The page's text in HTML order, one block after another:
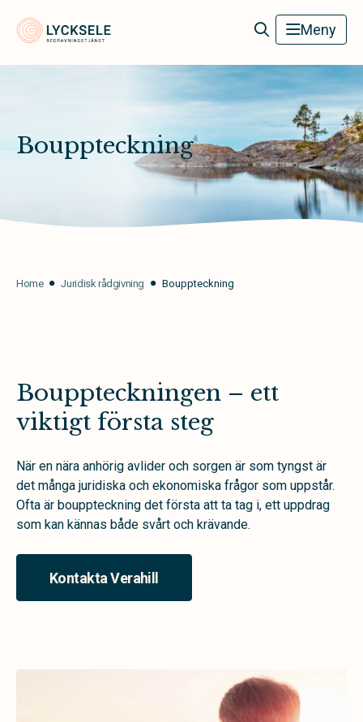
Meny
Bouppteckning
Home Juridisk rådgivning Bouppteckning
Bouppteckningen – ett
viktigt första steg
När en nära anhörig avlider och sorgen är som tyngst är
det många juridiska och ekonomiska frågor som uppstår.
Ofta är bouppteckning det första att ta tag i, ett uppdrag
som kan kännas både svårt och krävande.
Kontakta Verahill